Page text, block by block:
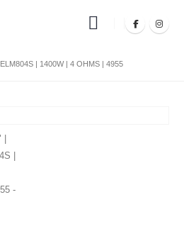
| 1400W | 4 OHMS | 4955